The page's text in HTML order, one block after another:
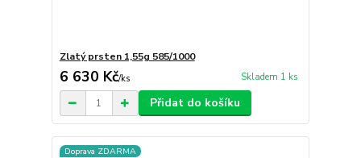
Zlatý prsten 1,55g 585/1000
6 630 Kč/ks Skladem 1 ks
Přidat do košíku
Doprava ZDARMA